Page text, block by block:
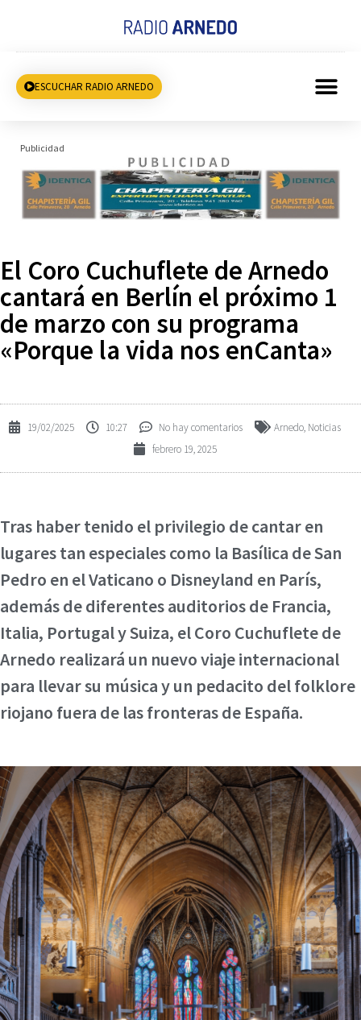
ESCUCHAR RADIO ARNEDO
Publicidad
El Coro Cuchuflete de Arnedo
cantará en Berlín el próximo 1
de marzo con su programa
«Porque la vida nos enCanta»
19/02/2025 10:27 No hay comentarios Arnedo, Noticias
febrero 19, 2025
Tras haber tenido el privilegio de cantar en
lugares tan especiales como la Basílica de San
Pedro en el Vaticano o Disneyland en París,
además de diferentes auditorios de Francia,
Italia, Portugal y Suiza, el Coro Cuchuflete de
Arnedo realizará un nuevo viaje internacional
para llevar su música y un pedacito del folklore
riojano fuera de las fronteras de España.